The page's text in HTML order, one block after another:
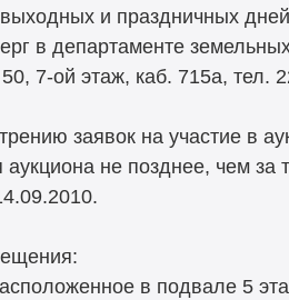
и праздничных
в департаменте
7-ой этаж, каб. 715а, тел.
заявок на участие в
не позднее, чем
в подвале 5